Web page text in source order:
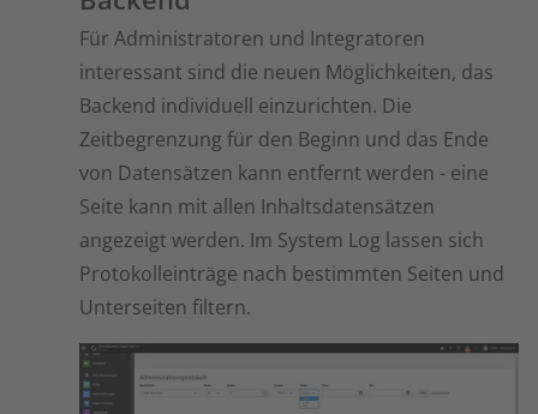
Für Administratoren und Integratoren
interessant sind die neuen Möglichkeiten, das
Backend individuell einzurichten. Die
Zeitbegrenzung für den Beginn und das Ende
von Datensätzen kann entfernt werden - eine
Seite kann mit allen Inhaltsdatensätzen
angezeigt werden. Im System Log lassen sich
Protokolleinträge nach bestimmten Seiten und
Unterseiten filtern.